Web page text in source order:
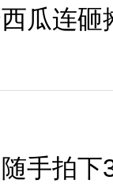
瓜连砸
手拍下